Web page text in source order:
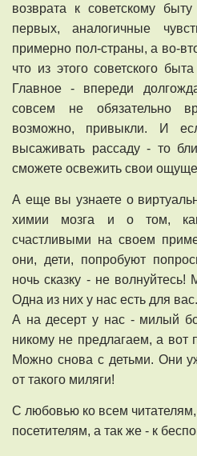
возврата к советскому
первых, аналогичные
примерно пол-страны, а во-
что из этого советского
Главное - впереди
совсем не обязательно
возможно, привыкли. И
высаживать рассаду - то
сможете освежить свои
А еще вы узнаете о
химии мозга и о том,
счастливыми на своем
они, дети, попробуют
ночь сказку - не
Одна из них у нас есть для вас.
А на десерт у нас - милый
никому не предлагаем, а вот
Можно снова с детьми. Они
от такого миляги!
С любовью ко всем
посетителям, а так же - к